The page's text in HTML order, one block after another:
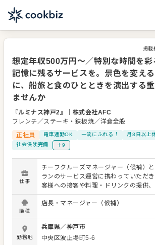
掲載
想定年収500万円～／特別な時間を彩
記憶に残るサービスを。景色を変え
に、船旅と食のひとときを演出する
ませんか
『ルミナス神戸2』
株式会社AFC
フレンチ／ステーキ・鉄板焼／洋食全般
正社員
電車通勤OK 一流にふれる！
月8日以上
社会保険完備
＋9
仕事
チーフクルーズマネージャー（候補）
ランのサービス運営に携わっていただ
客様への接客や料理・ドリンクの提供
わせたサービス進行など、現場でのサ
お任せします。記念日やプロポーズなど
に携わっていただきます。 業務に慣れてきたら、スタッフ
への指示・フォローやシフト管理、サー
けた改善提案など、現場運営にも少しず
職種
店長・マネージャー（候補）
勤務地
兵庫県／神戸市
中央区波止場町5-6